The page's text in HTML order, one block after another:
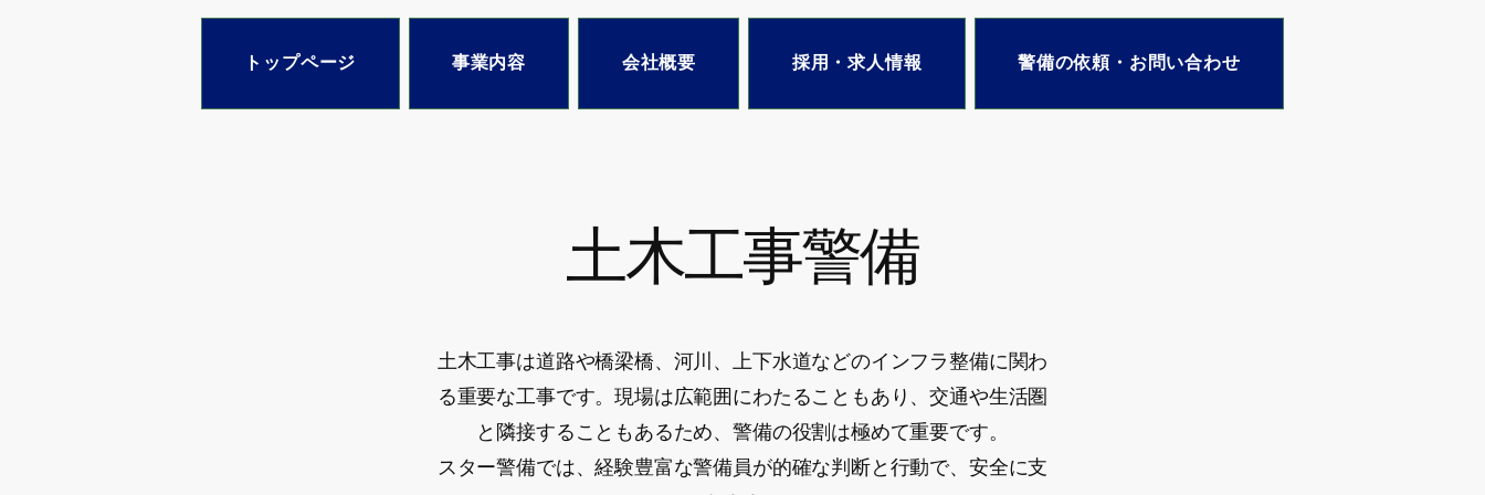
トップページ 事業内容 会社概要 採用・求人情報 警備の依頼・お問い合わせ
土木工事警備
土木工事は道路や橋梁橋、河川、上下水道などのインフラ整備に関わ
る重要な工事です。現場は広範囲にわたることもあり、交通や生活圏
と隣接することもあるため、警備の役割は極めて重要です。
​スター警備では、経験豊富な警備員が的確な判断と行動で、安全に支